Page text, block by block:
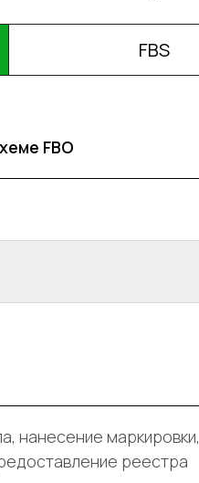
FBS
FBO
нанесение маркировки,
реестра